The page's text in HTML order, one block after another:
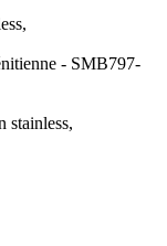
stainless,